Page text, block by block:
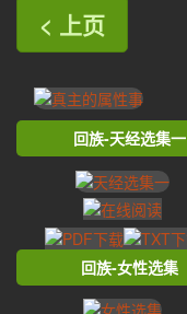
< 上页
回族-天经选集一
回族-女性选集